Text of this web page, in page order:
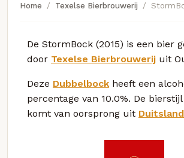
Home Texelse Bierbrouwerij
De StormBock (2015) is een bier
door Texelse Bierbrouwerij uit
Deze Dubbelbock heeft een
percentage van 10.0%. De
komt van oorsprong uit Duitsland